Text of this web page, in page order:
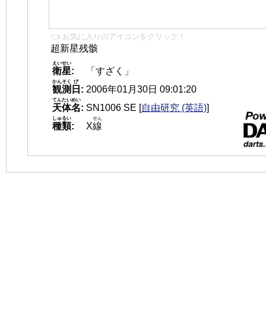
👈 お気に入りのアイコンをクリック！
超新星残骸
衛星
えいせい
:
「すざく」
観測
かんそく
日
び
: 2006年01月30日 09:01:20
天体名
てんたいめい
: SN1006 SE [自由研究 (英語)]
種類
しゅるい
: X線
せん